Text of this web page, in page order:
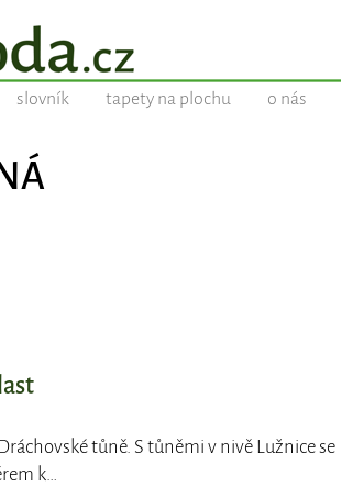
slovník tapety na plochu o nás
tůně. S tůněmi v nivě Lužnice se
k…